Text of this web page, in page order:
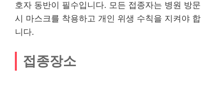
호자 동반이 필수입니다. 모든 접종자는 병원 방문
시 마스크를 착용하고 개인 위생 수칙을 지켜야 합
니다.
접종장소